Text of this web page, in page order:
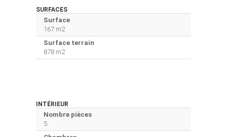
SURFACES
Surface
167 m2
Surface terrain
878 m2
INTÉRIEUR
Nombre pièces
5